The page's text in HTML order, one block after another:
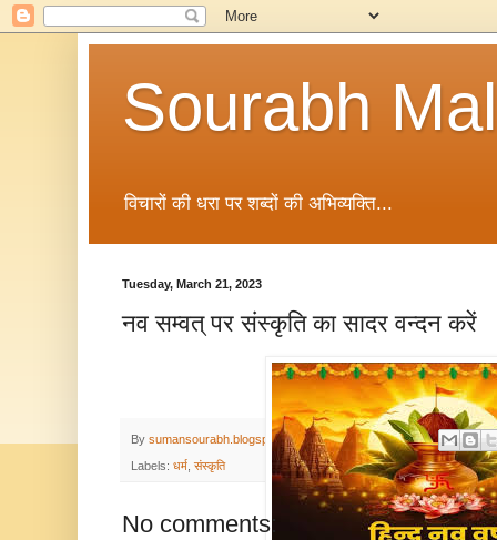
Sourabh
विचारों की धरा पर शब्दों की अभिव्यक्ति...
Tuesday, March 21, 2023
नव सम्वत् पर संस्कृति का सादर वन्दन करें
By sumansourabh.blogspot.com -March 21, 2023
Labels: धर्म, संस्कृति
No comments: